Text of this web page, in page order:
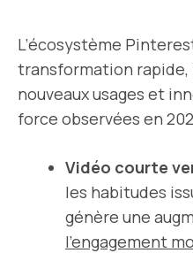
L’écosystème
transformation rapide,
nouveaux usages et
force observées en
Vidéo courte
les habitudes
génère une
l’engagement